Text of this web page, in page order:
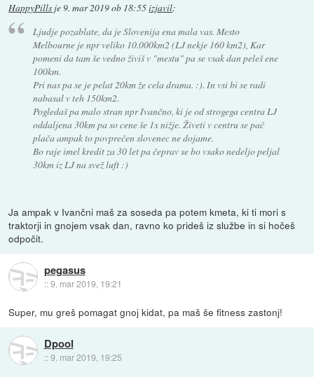
HappyPills je9. mar 2019 ob 18:55izjavil:
Ljudje pozablate, da je Slovenija ena mala vas. Mesto
Melbourne je npr veliko 10.000km2 (LJ nekje 160 km2), Kar
pomeni da tam še vedno živiš v "mestu" pa se vsak dan peleš ene
100km.
Pri nas pa se je pelat 20km že cela drama. :). In vsi bi se radi
nabasal v teh 150km2.
Pogledaš pa malo stran npr Ivančno, ki je od strogega centra LJ
oddaljena 30km pa so cene še 1x nižje. Živeti v centru se pač
plača ampak to povprečen slovenec ne dojame.
Bo raje imel kredit za 30 let pa čeprav se bo vsako nedeljo peljal
30km iz LJ na svež luft :)
Ja ampak v Ivančni maš za soseda pa potem kmeta, ki ti mori s
traktorji in gnojem vsak dan, ravno ko prideš iz službe in si hočeš
odpočit.
pegasus
::9. mar 2019, 19:21
Super, mu greš pomagat gnoj kidat, pa maš še fitness zastonj!
Dpool
::9. mar 2019, 19:25